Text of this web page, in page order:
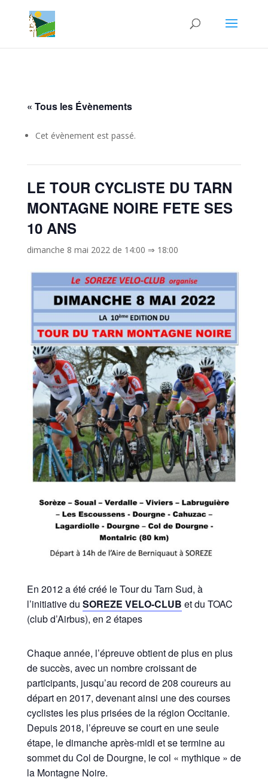
« Tous les Évènements
Cet évènement est passé.
LE TOUR CYCLISTE DU TARN
MONTAGNE NOIRE FETE SES
10 ANS
dimanche 8 mai 2022 de 14:00 ⇒ 18:00
En 2012 a été créé le Tour du Tarn Sud, à
l’initiative du SOREZE VELO-CLUB et du TOAC
(club d’Airbus), en 2 étapes
Chaque année, l’épreuve obtient de plus en plus
de succès, avec un nombre croissant de
participants, jusqu’au record de 208 coureurs au
départ en 2017, devenant ainsi une des courses
cyclistes les plus prisées de la région Occitanie.
Depuis 2018, l’épreuve se court en une seule
étape, le dimanche après-midi et se termine au
sommet du Col de Dourgne, le col « mythique » de
la Montagne Noire.